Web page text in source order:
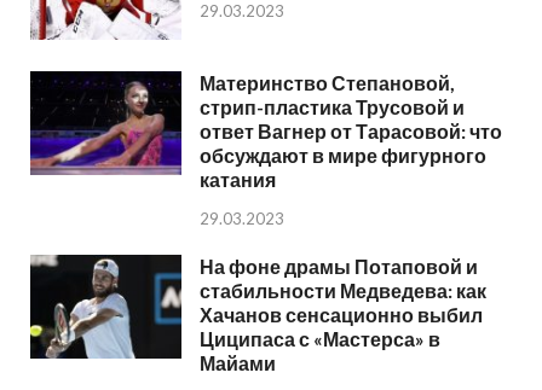
29.03.2023
Материнство Степановой,
стрип-пластика Трусовой и
ответ Вагнер от Тарасовой: что
обсуждают в мире фигурного
катания
29.03.2023
На фоне драмы Потаповой и
стабильности Медведева: как
Хачанов сенсационно выбил
Циципаса с «Мастерса» в
Майами